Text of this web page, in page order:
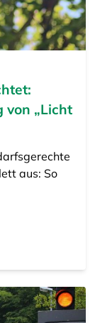
von „Licht
aus: So